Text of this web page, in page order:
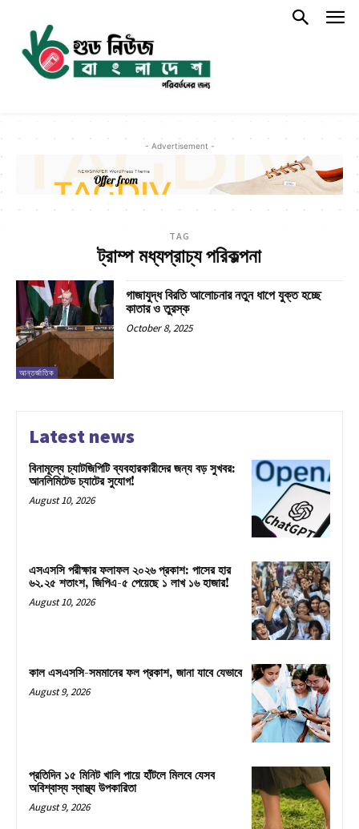
- Advertisement -
TAG
ট্রাম্প মধ্যপ্রাচ্য পরিকল্পনা
আন্তর্জাতিক
গাজাযুদ্ধ বিরতি আলোচনার নতুন ধাপে যুক্ত হচ্ছে
কাতার ও তুরস্ক
October 8, 2025
Latest news
বিনামূল্যে চ্যাটজিপিটি ব্যবহারকারীদের জন্য বড় সুখবর:
আনলিমিটেড চ্যাটের সুযোগ!
August 10, 2026
এসএসসি পরীক্ষার ফলাফল ২০২৬ প্রকাশ: পাসের হার
৬২.২৫ শতাংশ, জিপিএ-৫ পেয়েছে ১ লাখ ১৬ হাজার!
August 10, 2026
কাল এসএসসি-সমমানের ফল প্রকাশ, জানা যাবে যেভাবে
August 9, 2026
প্রতিদিন ১৫ মিনিট খালি পায়ে হাঁটলে মিলবে যেসব
অবিশ্বাস্য স্বাস্থ্য উপকারিতা
August 9, 2026